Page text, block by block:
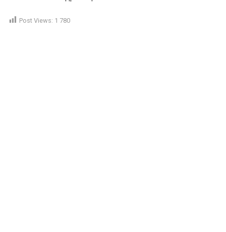
Post Views: 1 780